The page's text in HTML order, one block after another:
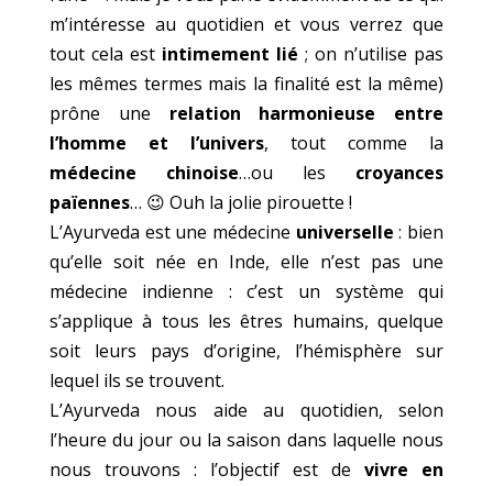
m’intéresse au quotidien et vous verrez que
tout cela est intimement lié; on n’utilise pas
les mêmes termes mais la finalité est la même)
prône une relation harmonieuse entre
l’homme et l’univers, tout comme la
médecine chinoise…ou les croyances
païennes… 😉 Ouh la jolie pirouette !
L’Ayurveda est une médecine universelle : bien
qu’elle soit née en Inde, elle n’est pas une
médecine indienne : c’est un système qui
s’applique à tous les êtres humains, quelque
soit leurs pays d’origine, l’hémisphère sur
lequel ils se trouvent.
L’Ayurveda nous aide au quotidien, selon
l’heure du jour ou la saison dans laquelle nous
nous trouvons : l’objectif est devivre en